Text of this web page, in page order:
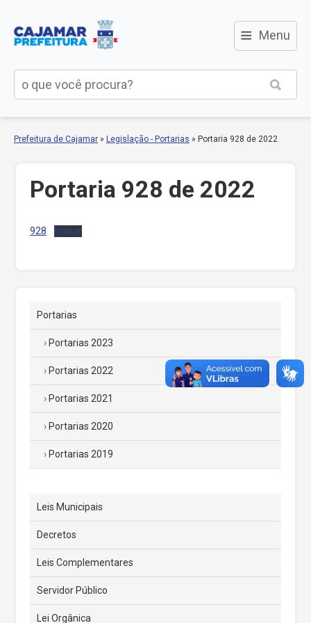
≡ Menu
Prefeitura de Cajamar » Legislação - Portarias » Portaria 928 de 2022
Portaria 928 de 2022
928 Baixar
Portarias
Portarias 2023
Portarias 2022
Portarias 2021
Portarias 2020
Portarias 2019
Leis Municipais
Decretos
Leis Complementares
Servidor Público
Lei Orgânica